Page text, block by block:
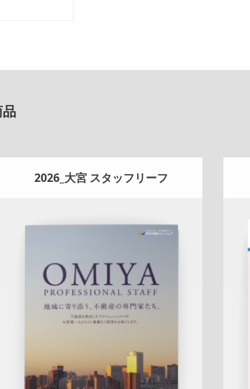
2026_大宮 スタッフリーフ
Update: 2026.07.01
折りパンフレットエリア広告スタッ
新作 来店訴求査定 ナチュラル
詳しく見る